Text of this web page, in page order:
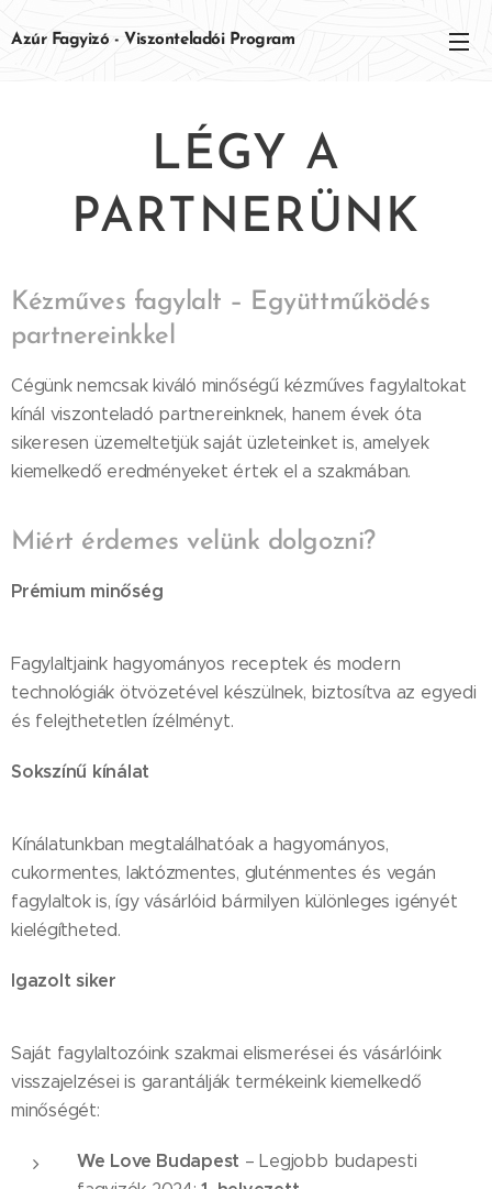
Azúr Fagyizó - Viszonteladói Program
LÉGY A
PARTNERÜNK
Kézműves fagylalt – Együttműködés
partnereinkkel
Cégünk nemcsak kiváló minőségű kézműves fagylaltokat
kínál viszonteladó partnereinknek, hanem évek óta
sikeresen üzemeltetjük saját üzleteinket is, amelyek
kiemelkedő eredményeket értek el a szakmában.
Miért érdemes velünk dolgozni?
Prémium minőség
Fagylaltjaink hagyományos receptek és modern
technológiák ötvözetével készülnek, biztosítva az egyedi
és felejthetetlen ízélményt.
Sokszínű kínálat
Kínálatunkban megtalálhatóak a hagyományos,
cukormentes, laktózmentes, gluténmentes és vegán
fagylaltok is, így vásárlóid bármilyen különleges igényét
kielégítheted.
Igazolt siker
Saját fagylaltozóink szakmai elismerései és vásárlóink
visszajelzései is garantálják termékeink kiemelkedő
minőségét:
We Love Budapest – Legjobb budapesti